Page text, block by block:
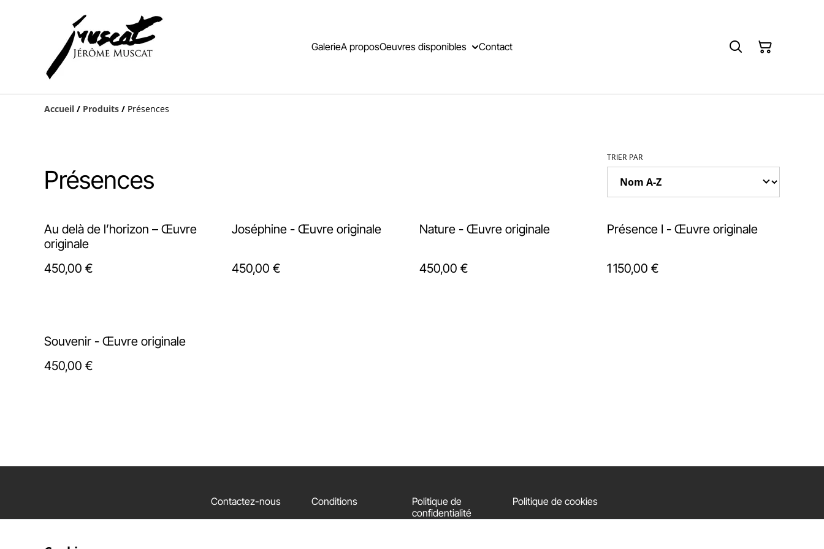
GalerieA proposOeuvres disponibles Contact
Accueil / Produits / Présences
Présences
TRIER PAR
Au delà de l’horizon – Œuvre
originale
450,00 €
Joséphine - Œuvre originale
450,00 €
Nature - Œuvre originale
450,00 €
Présence I - Œuvre originale
1 150,00 €
Souvenir - Œuvre originale
450,00 €
Contactez-nous Conditions
Politique de
confidentialité
Politique de cookies